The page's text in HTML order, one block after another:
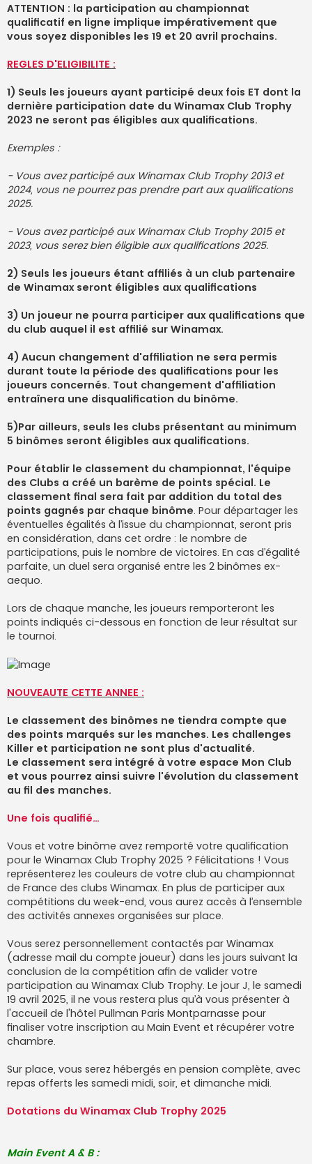
ATTENTION : la participation au championnat
qualificatif en ligne implique impérativement que
vous soyez disponibles les 19 et 20 avril prochains.
REGLES D'ELIGIBILITE :
1) Seuls les joueurs ayant participé deux fois ET dont la
dernière participation date du Winamax Club Trophy
2023 ne seront pas éligibles aux qualifications.
Exemples :
- Vous avez participé aux Winamax Club Trophy 2013 et
2024, vous ne pourrez pas prendre part aux qualifications
2025.
- Vous avez participé aux Winamax Club Trophy 2015 et
2023, vous serez bien éligible aux qualifications 2025.
2) Seuls les joueurs étant affiliés à un club partenaire
de Winamax seront éligibles aux qualifications
3) Un joueur ne pourra participer aux qualifications que
du club auquel il est affilié sur Winamax.
4) Aucun changement d'affiliation ne sera permis
durant toute la période des qualifications pour les
joueurs concernés. Tout changement d'affiliation
entraînera une disqualification du binôme.
5)Par ailleurs, seuls les clubs présentant au minimum
5 binômes seront éligibles aux qualifications.
Pour établir le classement du championnat, l'équipe
des Clubs a créé un barème de points spécial. Le
classement final sera fait par addition du total des
points gagnés par chaque binôme. Pour départager les
éventuelles égalités à l’issue du championnat, seront pris
en considération, dans cet ordre : le nombre de
participations, puis le nombre de victoires. En cas d’égalité
parfaite, un duel sera organisé entre les 2 binômes ex-
aequo.
Lors de chaque manche, les joueurs remporteront les
points indiqués ci-dessous en fonction de leur résultat sur
le tournoi.
NOUVEAUTE CETTE ANNEE :
Le classement des binômes ne tiendra compte que
des points marqués sur les manches. Les challenges
Killer et participation ne sont plus d'actualité.
Le classement sera intégré à votre espace Mon Club
et vous pourrez ainsi suivre l'évolution du classement
au fil des manches.
Une fois qualifié…
Vous et votre binôme avez remporté votre qualification
pour le Winamax Club Trophy 2025 ? Félicitations ! Vous
représenterez les couleurs de votre club au championnat
de France des clubs Winamax. En plus de participer aux
compétitions du week-end, vous aurez accès à l’ensemble
des activités annexes organisées sur place.
Vous serez personnellement contactés par Winamax
(adresse mail du compte joueur) dans les jours suivant la
conclusion de la compétition afin de valider votre
participation au Winamax Club Trophy. Le jour J, le samedi
19 avril 2025, il ne vous restera plus qu’à vous présenter à
l'accueil de l'hôtel Pullman Paris Montparnasse pour
finaliser votre inscription au Main Event et récupérer votre
chambre.
Sur place, vous serez hébergés en pension complète, avec
repas offerts les samedi midi, soir, et dimanche midi.
Dotations du Winamax Club Trophy 2025
Main Event A & B :